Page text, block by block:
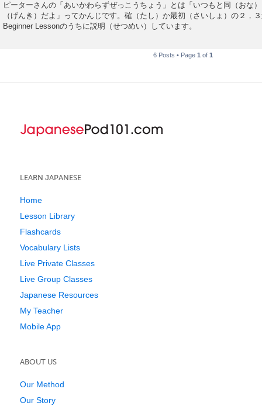
ピーターさんの「あいかわらずぜっこうちょう」とは「いつもと同（おな
（げんき）だよ」ってかんじです。確（たし）か最初（さいしょ）の２，
Beginner Lessonのうちに説明（せつめい）しています。
6 Posts • Page 1 of 1
LEARN JAPANESE
Home
Lesson Library
Flashcards
Vocabulary Lists
Live Private Classes
Live Group Classes
Japanese Resources
My Teacher
Mobile App
ABOUT US
Our Method
Our Story